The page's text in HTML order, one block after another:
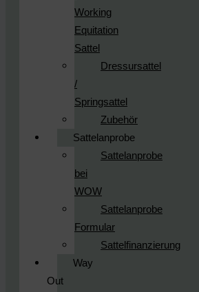
Working
Equitation
Sattel
Dressursattel
/
Springsattel
Zubehör
Sattelanprobe
Sattelanprobe
bei
WOW
Sattelanprobe
Formular
Sattelfinanzierung
Way
Out